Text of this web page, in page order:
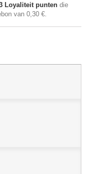
Loyaliteit punten die
van 0,30 €.